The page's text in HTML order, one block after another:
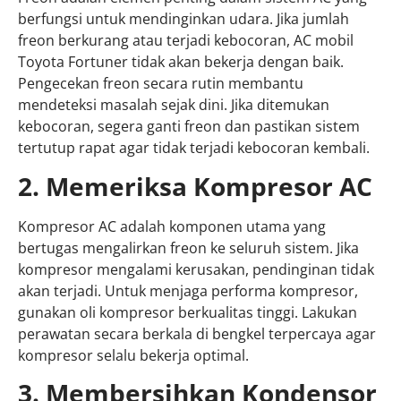
berfungsi untuk mendinginkan udara. Jika jumlah
freon berkurang atau terjadi kebocoran, AC mobil
Toyota Fortuner tidak akan bekerja dengan baik.
Pengecekan freon secara rutin membantu
mendeteksi masalah sejak dini. Jika ditemukan
kebocoran, segera ganti freon dan pastikan sistem
tertutup rapat agar tidak terjadi kebocoran kembali.
2. Memeriksa Kompresor AC
Kompresor AC adalah komponen utama yang
bertugas mengalirkan freon ke seluruh sistem. Jika
kompresor mengalami kerusakan, pendinginan tidak
akan terjadi. Untuk menjaga performa kompresor,
gunakan oli kompresor berkualitas tinggi. Lakukan
perawatan secara berkala di bengkel terpercaya agar
kompresor selalu bekerja optimal.
3. Membersihkan Kondensor